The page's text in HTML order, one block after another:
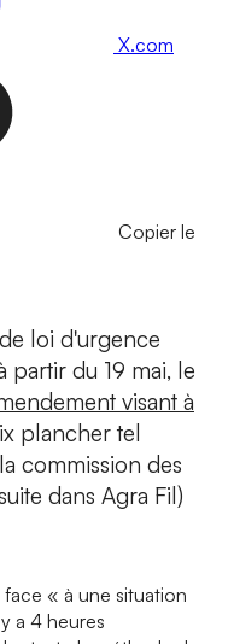
X.com
Copier le
loi d'urgence
partir du 19 mai, le
visant à
plancher tel
commission des
dans Agra Fil)
face « à une situation
a 4 heures